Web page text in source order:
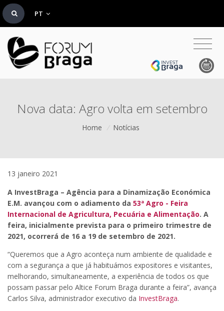
PT
Nova data: Agro volta em setembro
Home / Notícias
13 janeiro 2021
A InvestBraga – Agência para a Dinamização Económica
E.M. avançou com o adiamento da 53ª Agro - Feira
Internacional de Agricultura, Pecuária e Alimentação. A
feira, inicialmente prevista para o primeiro trimestre de
2021, ocorrerá de 16 a 19 de setembro de 2021.
“Queremos que a Agro aconteça num ambiente de qualidade e
com a segurança a que já habituámos expositores e visitantes,
melhorando, simultaneamente, a experiência de todos os que
possam passar pelo Altice Forum Braga durante a feira”, avança
Carlos Silva, administrador executivo da InvestBraga.